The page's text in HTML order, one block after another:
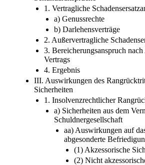
1. Vertragliche
a) Genussrechte
b) Darlehensverträge
2. Außervertragliche
3. Bereicherungsanspruch
Vertrags
4. Ergebnis
III. Auswirkungen des
Sicherheiten
1. Insolvenzrechtlicher
a) Sicherheiten aus dem
Schuldnergesellschaft
aa) Auswirkungen auf
abgesonderte
(1) Akzessorische
(2) Nicht